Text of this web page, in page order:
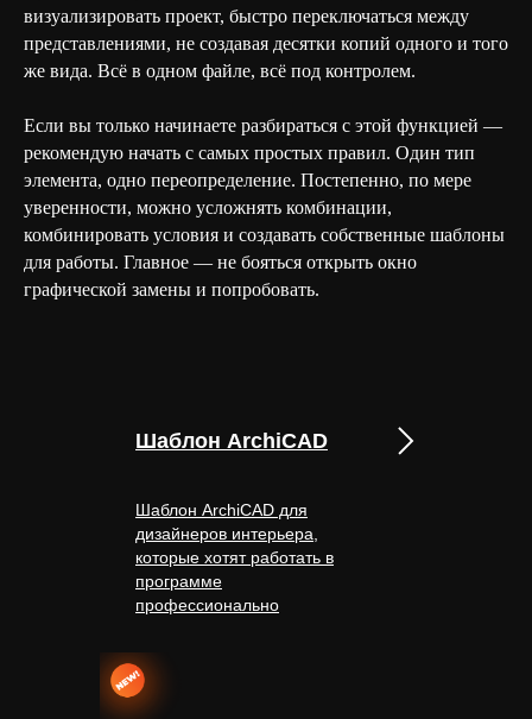
визуализировать проект, быстро переключаться между
представлениями, не создавая десятки копий одного и того
же вида. Всё в одном файле, всё под контролем.
Если вы только начинаете разбираться с этой функцией —
рекомендую начать с самых простых правил. Один тип
элемента, одно переопределение. Постепенно, по мере
уверенности, можно усложнять комбинации,
комбинировать условия и создавать собственные шаблоны
для работы. Главное — не бояться открыть окно
графической замены и попробовать.
Шаблон ArchiCAD
Шаблон ArchiCAD для
дизайнеров интерьера,
которые хотят работать в
программе
профессионально